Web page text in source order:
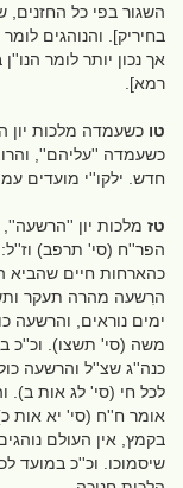
השגור בפי כל
בחיריק]. והנוהגים
אך נכון יותר לומר
רמא].
טו כשעמדה מלכות יון
כשעמדה ''עליהם'',
חדש. ילקו''י מועדים
טז מלכות יון
הפר''ח (סי' תרפב) וז''ל:
כהארחות חיים שהביא
הרִשעה מהרה תעקר
ימים נוראים, והרשעה
משה (סי' תשצו). וכ''כ
כנה''ג שצ''ל והרשעה
לכל חי (סי' לג אות ב).
אומר ח''ח (סי' יא אות
בקמץ, אין העולם
שיסמוכו. וכ''כ במועד